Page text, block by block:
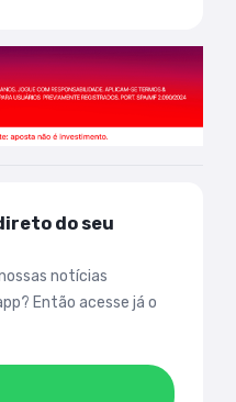
do seu
notícias
Então acesse já o